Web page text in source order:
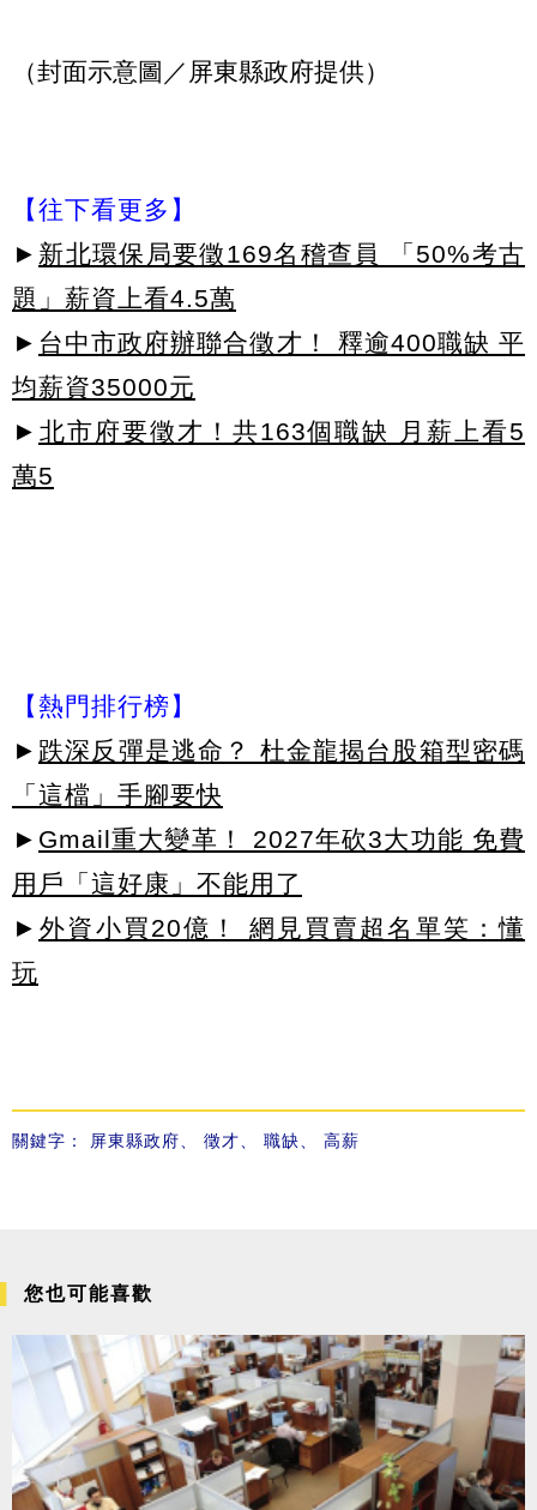
（封面示意圖／屏東縣政府提供）
【往下看更多】
► 新北環保局要徵169名稽查員 「50%考古
題」薪資上看4.5萬
► 台中市政府辦聯合徵才！ 釋逾400職缺 平
均薪資35000元
► 北市府要徵才！共163個職缺 月薪上看5
萬5
【熱門排行榜】
► 跌深反彈是逃命？ 杜金龍揭台股箱型密碼
「這檔」手腳要快
► Gmail重大變革！ 2027年砍3大功能 免費
用戶「這好康」不能用了
► 外資小買20億！ 網見買賣超名單笑：懂
玩
關鍵字： 屏東縣政府 徵才 職缺 高薪
您也可能喜歡